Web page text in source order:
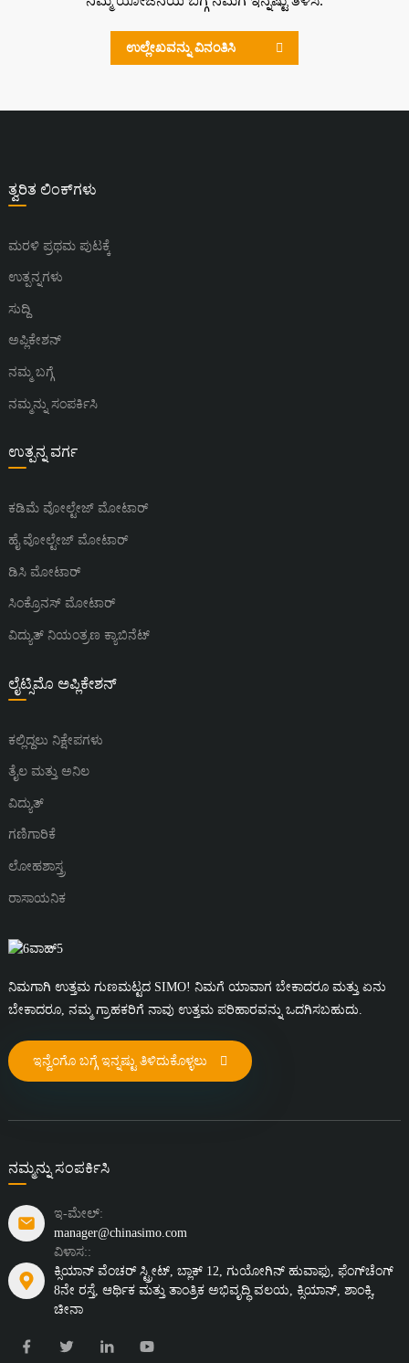
ಉಲ್ಲೇಖವನ್ನು ವಿನಂತಿಸಿ
ತ್ವರಿತ ಲಿಂಕ್‌ಗಳು
ಮರಳಿ ಪ್ರಥಮ ಪುಟಕ್ಕೆ
ಉತ್ಪನ್ನಗಳು
ಸುದ್ದಿ
ಅಪ್ಲಿಕೇಶನ್
ನಮ್ಮ ಬಗ್ಗೆ
ನಮ್ಮನ್ನು ಸಂಪರ್ಕಿಸಿ
ಉತ್ಪನ್ನ ವರ್ಗ
ಕಡಿಮೆ ವೋಲ್ಟೇಜ್ ಮೋಟಾರ್
ಹೈ ವೋಲ್ಟೇಜ್ ಮೋಟಾರ್
ಡಿಸಿ ಮೋಟಾರ್
ಸಿಂಕ್ರೊನಸ್ ಮೋಟಾರ್
ವಿದ್ಯುತ್ ನಿಯಂತ್ರಣ ಕ್ಯಾಬಿನೆಟ್
ಲೈಟ್ಸಿಮೊ ಅಪ್ಲಿಕೇಶನ್
ಕಲ್ಲಿದ್ದಲು ನಿಕ್ಷೇಪಗಳು
ತೈಲ ಮತ್ತು ಅನಿಲ
ವಿದ್ಯುತ್
ಗಣಿಗಾರಿಕೆ
ಲೋಹಶಾಸ್ತ್ರ
ರಾಸಾಯನಿಕ
ನಿಮಗಾಗಿ ಉತ್ತಮ ಗುಣಮಟ್ಟದ SIMO! ನಿಮಗೆ ಯಾವಾಗ ಬೇಕಾದರೂ ಮತ್ತು ಏನು
ಬೇಕಾದರೂ, ನಮ್ಮ ಗ್ರಾಹಕರಿಗೆ ನಾವು ಉತ್ತಮ ಪರಿಹಾರವನ್ನು ಒದಗಿಸಬಹುದು.
ಇನ್ವೆಂಗೊ ಬಗ್ಗೆ ಇನ್ನಷ್ಟು ತಿಳಿದುಕೊಳ್ಳಲು
ನಮ್ಮನ್ನು ಸಂಪರ್ಕಿಸಿ
ಇ-ಮೇಲ್:
manager@chinasimo.com
ವಿಳಾಸ::
ಕ್ಸಿಯಾನ್ ವೆಂಚರ್ ಸ್ಟ್ರೀಟ್, ಬ್ಲಾಕ್ 12, ಗುಯೋಗಿನ್ ಹುವಾಫು, ಫೆಂಗ್‌ಚೆಂಗ್
8ನೇ ರಸ್ತೆ, ಆರ್ಥಿಕ ಮತ್ತು ತಾಂತ್ರಿಕ ಅಭಿವೃದ್ಧಿ ವಲಯ, ಕ್ಸಿಯಾನ್, ಶಾಂಕ್ಸಿ,
ಚೀನಾ